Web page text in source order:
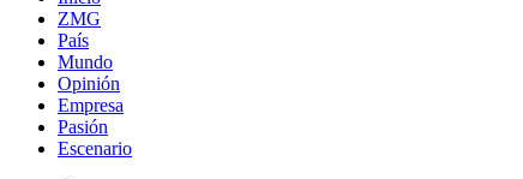
ZMG
País
Mundo
Opinión
Empresa
Pasión
Escenario